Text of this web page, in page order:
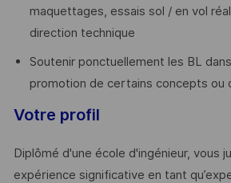
maquettages, essais sol / en vol
direction technique
Soutenir ponctuellement les BL
promotion de certains concepts ou
Votre profil
Diplômé d'une école d'ingénieur, vous
expérience significative en tant